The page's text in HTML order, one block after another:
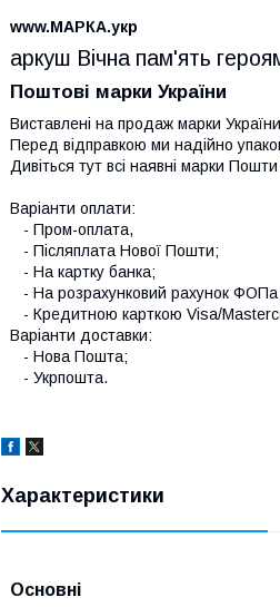
www.МАРКА.укр
аркуш Вічна пам'ять
Поштові марки України
Виставлені на продаж марки
Перед відправкою ми надійно
Дивіться тут всі наявні марки Пошти
Варіанти оплати:
- Пром-оплата,
- Післяплата Нової Пошти;
- На картку банка;
- На розрахунковий рахунок ФОПа
- Кредитною карткою Visa/
Варіанти доставки:
- Нова Пошта;
- Укрпошта.
Характеристики
Основні